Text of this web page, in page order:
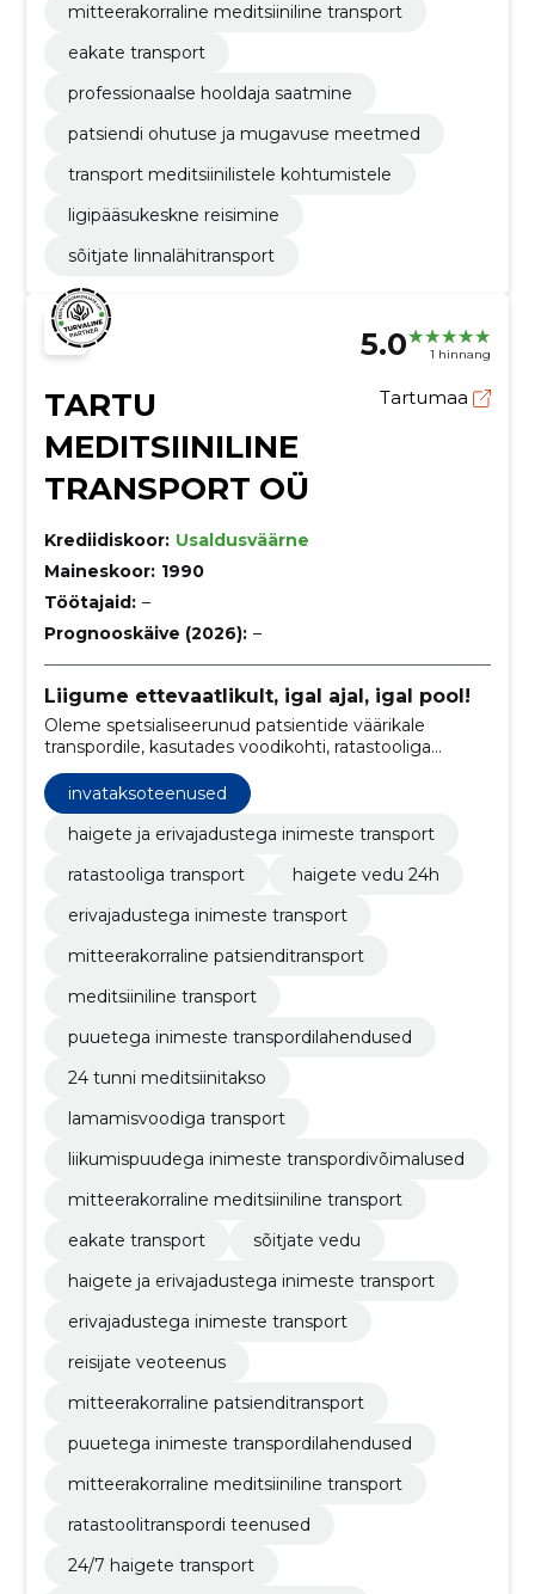
mitteerakorraline meditsiiniline transport
eakate transport
professionaalse hooldaja saatmine
patsiendi ohutuse ja mugavuse meetmed
transport meditsiinilistele kohtumistele
ligipääsukeskne reisimine
sõitjate linnalähitransport
5.0 1 hinnang
TARTU
MEDITSIINILINE
TRANSPORT OÜ
Tartumaa
Krediidiskoor: Usaldusväärne
Maineskoor: 1990
Töötajaid: –
Prognooskäive (2026): –
Liigume ettevaatlikult, igal ajal, igal pool!
Oleme spetsialiseerunud patsientide väärikale
transpordile, kasutades voodikohti, ratastooliga
ligipääsetavaid sõidukeid ja invatakso teenuseid.
invataksoteenused
haigete ja erivajadustega inimeste transport
ratastooliga transport
haigete vedu 24h
erivajadustega inimeste transport
mitteerakorraline patsienditransport
meditsiiniline transport
puuetega inimeste transpordilahendused
24 tunni meditsiinitakso
lamamisvoodiga transport
liikumispuudega inimeste transpordivõimalused
mitteerakorraline meditsiiniline transport
eakate transport
sõitjate vedu
haigete ja erivajadustega inimeste transport
erivajadustega inimeste transport
reisijate veoteenus
mitteerakorraline patsienditransport
puuetega inimeste transpordilahendused
mitteerakorraline meditsiiniline transport
ratastoolitranspordi teenused
24/7 haigete transport